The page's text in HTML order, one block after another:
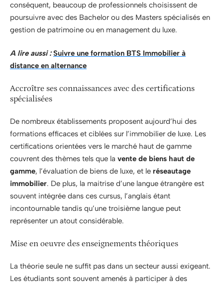
conséquent, beaucoup de professionnels choisissent de
poursuivre avec des Bachelor ou des Masters spécialisés en
gestion de patrimoine ou en management du luxe.
A lire aussi : Suivre une formation BTS Immobilier à
distance en alternance
Accroître ses connaissances avec des certifications
spécialisées
De nombreux établissements proposent aujourd’hui des
formations efficaces et ciblées sur l’immobilier de luxe. Les
certifications orientées vers le marché haut de gamme
couvrent des thèmes tels que la vente de biens haut de
gamme, l’évaluation de biens de luxe, et le réseautage
immobilier. De plus, la maitrise d’une langue étrangère est
souvent intégrée dans ces cursus, l’anglais étant
incontournable tandis qu’une troisième langue peut
représenter un atout considérable.
Mise en oeuvre des enseignements théoriques
La théorie seule ne suffit pas dans un secteur aussi exigeant.
Les étudiants sont souvent amenés à participer à des